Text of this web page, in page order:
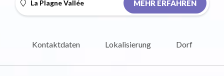
La Plagne Vallée MEHR ERFAHREN
Kontaktdaten Lokalisierung Dorf